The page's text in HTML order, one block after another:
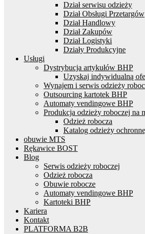
Dział serwisu odzieży
Dział Obsługi Przetargów
Dział Handlowy
Dział Zakupów
Dział Logistyki
Działy Produkcyjne
Usługi
Dystrybucja artykułów BHP
Uzyskaj indywidualną
Wynajem i serwis odzieży
Outsourcing kartotek BHP
Automaty vendingowe BHP
Produkcja odzieży roboczej na
Odzież robocza
Katalog odzieży
obuwie MTS
Rękawice BOST
Blog
Serwis odzieży roboczej
Odzież robocza
Obuwie robocze
Automaty vendingowe BHP
Kartoteki BHP
Kariera
Kontakt
PLATFORMA B2B